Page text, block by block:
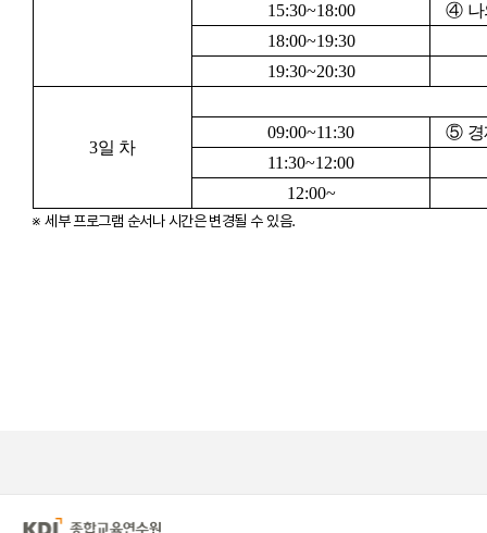
15:30~18:00
④
18:00~19:30
19:30~20:30
3일 차
09:00~11:30 ⑤
11:30~12:00
12:00~
※ 세부 프로그램 순서나 시간은 변경될 수 있음.